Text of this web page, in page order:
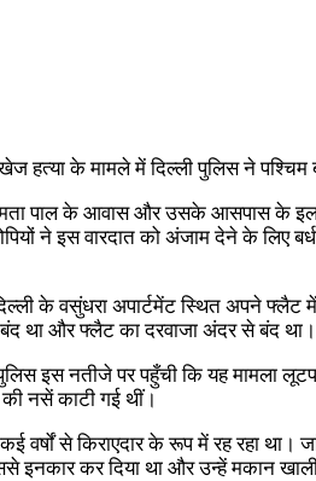
हत्या के मामले में दिल्ली पुलिस ने
पाल के आवास और उसके आसपास
ने इस वारदात को अंजाम देने के लिए
दिल्ली के वसुंधरा अपार्टमेंट स्थित
था और फ्लैट का दरवाजा अंदर से बंद था।
इस नतीजे पर पहुँची कि यह मामला
नसें काटी गई थीं।
वर्षों से किराएदार के रूप में रह रहा
इनकार कर दिया था और उन्हें मकान